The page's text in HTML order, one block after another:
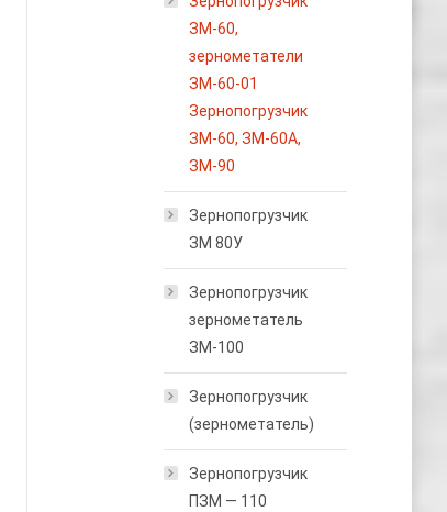
ЗМ-60,
зернометатели
ЗМ-60-01
Зернопогрузчик
ЗМ-60, ЗМ-60А,
ЗМ-90
Зернопогрузчик
ЗМ 80У
Зернопогрузчик
зернометатель
ЗМ-100
Зернопогрузчик
(зернометатель)
Зернопогрузчик
ПЗМ — 110